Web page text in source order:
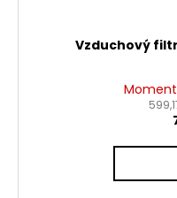
Vzduchový filtr